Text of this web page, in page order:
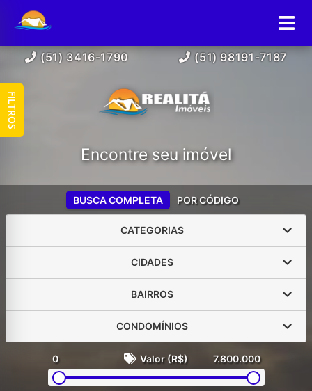
(51) 3416-1790 (51) 98191-7187
Encontre seu imóvel
BUSCA COMPLETA POR CÓDIGO
CATEGORIAS
CIDADES
BAIRROS
CONDOMÍNIOS
0 Valor (R$) 7.800.000
FILTROS